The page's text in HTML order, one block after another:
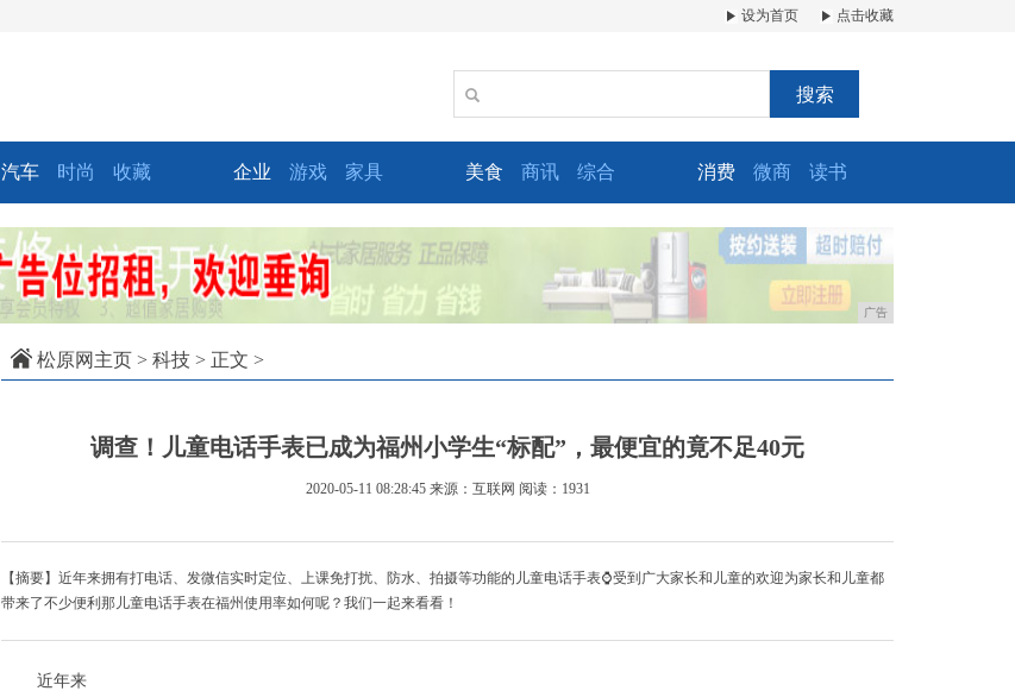
设为首页 点击收藏
搜索
汽车 时尚 收藏 企业 游戏 家具 美食 商讯 综合 消费 微商 读书
广告
松原网主页 > 科技 > 正文 >
调查！儿童电话手表已成为福州小学生“标配”，最便宜的竟不足40元
2020-05-11 08:28:45 来源：互联网 阅读：1931
【摘要】近年来拥有打电话、发微信实时定位、上课免打扰、防水、拍摄等功能的儿童电话手表⌚️受到广大家长和儿童的欢迎为家长和儿童都
带来了不少便利那儿童电话手表在福州使用率如何呢？我们一起来看看！
近年来